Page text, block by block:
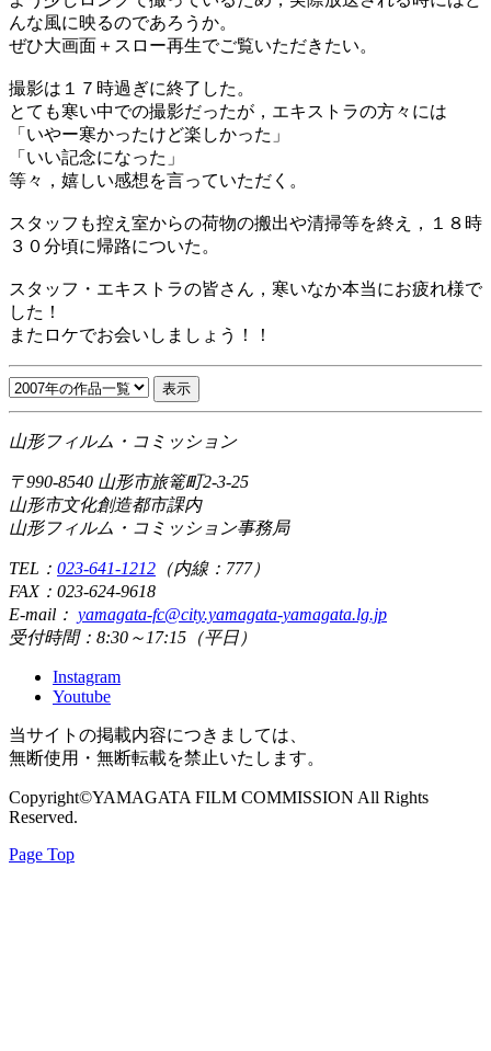
んな風に映るのであろうか。
ぜひ大画面＋スロー再生でご覧いただきたい。
撮影は１７時過ぎに終了した。
とても寒い中での撮影だったが，エキストラの方々には
「いやー寒かったけど楽しかった」
「いい記念になった」
等々，嬉しい感想を言っていただく。
スタッフも控え室からの荷物の搬出や清掃等を終え，１８時
３０分頃に帰路についた。
スタッフ・エキストラの皆さん，寒いなか本当にお疲れ様で
した！
またロケでお会いしましょう！！
山形フィルム・コミッション
〒990-8540 山形市旅篭町2-3-25
山形市文化創造都市課内
山形フィルム・コミッション事務局
TEL： 023-641-1212 （内線：777）
FAX： 023-624-9618
E-mail： yamagata-fc@city.yamagata-yamagata.lg.jp
受付時間：8:30～17:15（平日）
Instagram
Youtube
当サイトの掲載内容につきましては、
無断使用・無断転載を禁止いたします。
Copyright©YAMAGATA FILM COMMISSION All Rights
Reserved.
Page Top